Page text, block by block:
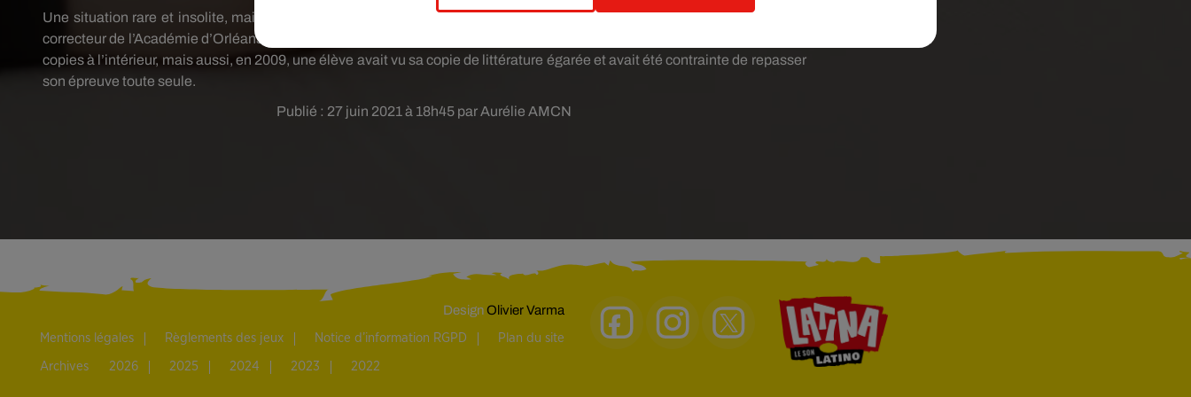
Publié : 27 juin 2021 à 18h45 par Aurélie AMCN
Une situation rare et insolite, mais qui arrive, comme le rappelleFrance 3 Auvergne-Rhône-Alpes. En effet, en 2018, un
correcteur de l’Académie d’Orléans-Tours s’était fait voler des copies, en 2013, un enseignant avait perdu son sac avec des
copies à l’intérieur, mais aussi, en 2009, une élève avait vu sa copie de littérature égarée et avait été contrainte de repasser
son épreuve toute seule.
DesignOlivier Varma
Mentions légales Règlements des jeux Notice d’information RGPD Plan du site
Archives 2026 2025 2024 2023 2022